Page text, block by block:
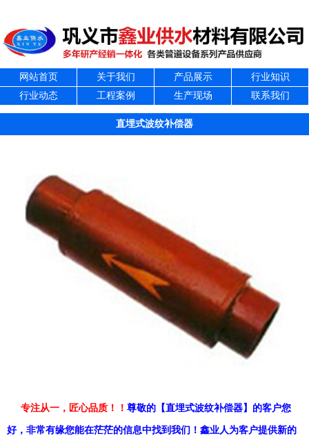
网站首页 关于我们 产品展示
行业知识
行业动态
工程案例 生产现场 联系我们
直埋式波纹补偿器
专注从一，匠心品质！！ 尊敬的【直埋式波纹补偿器】的客户您
好，非常有缘您能在茫茫的信息中找到我们！鑫业人为客户提供新的